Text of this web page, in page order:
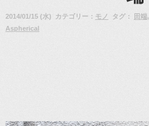
2014/01/15 (水) カテゴリー： モノ タグ： 田端,
Aspherical